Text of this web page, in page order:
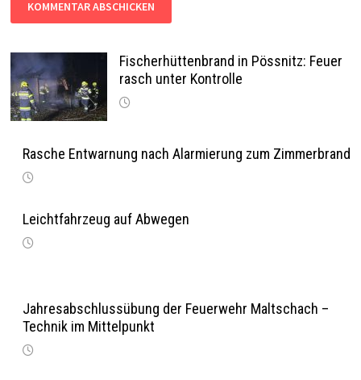
Fischerhüttenbrand in Pössnitz: Feuer
rasch unter Kontrolle
Rasche Entwarnung nach Alarmierung zum Zimmerbrand
Leichtfahrzeug auf Abwegen
Jahresabschlussübung der Feuerwehr Maltschach –
Technik im Mittelpunkt